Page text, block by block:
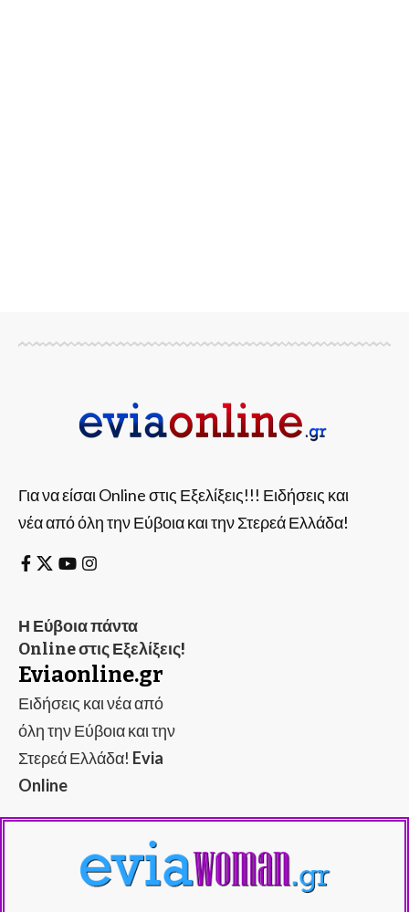
Για να είσαι Online στις Εξελίξεις!!! Ειδήσεις και
νέα από όλη την Εύβοια και την Στερεά Ελλάδα!
Η Εύβοια πάντα
Online στις Εξελίξεις!
Eviaonline.gr
Ειδήσεις και νέα από
όλη την Εύβοια και την
Στερεά Ελλάδα! Evia
Online